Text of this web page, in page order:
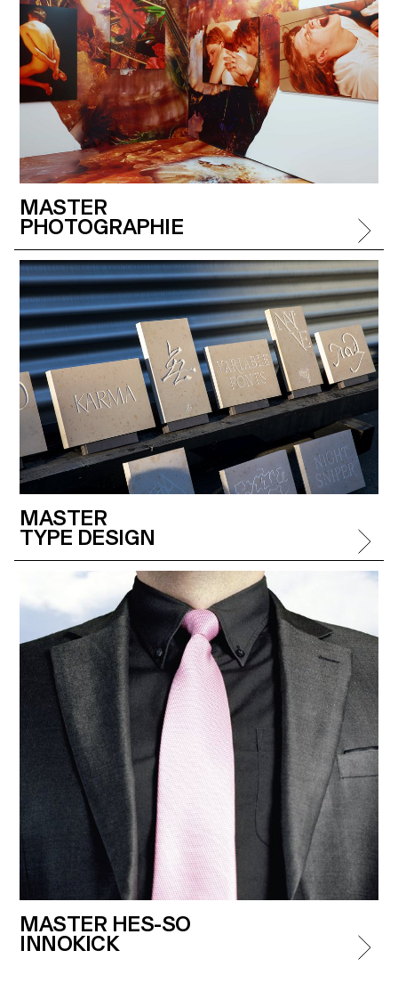
MASTER
PHOTOGRAPHIE
MASTER
TYPE DESIGN
MASTER HES-SO
INNOKICK